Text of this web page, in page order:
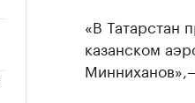
«В Татарстан
казанском